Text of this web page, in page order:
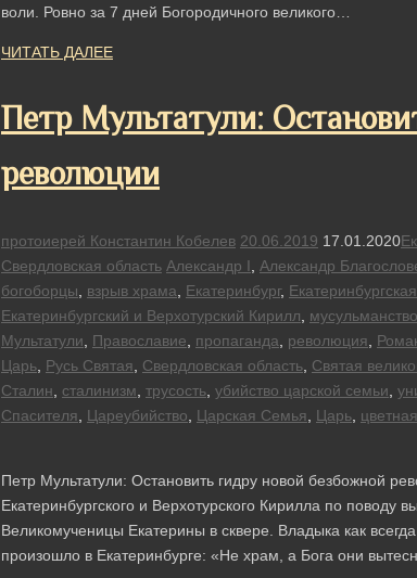
воли. Ровно за 7 дней Богородичного великого…
ЧИТАТЬ ДАЛЕЕ
Петр Мультатули:
революции
протоиерей Константин Кобелев 20.06.2019 17.01.2020
Свердловская область Александр I, Александр
богоборцы, взрыв храма, Екатеринбург,
Екатеринбургский и Верхотурский Кирилл, мусульманство
Мультатули, Православие, пропаганда, революция,
Царь, Русь Святая, Свердловская область, Святая
Сталин, сталинизм, трусость, убийство царской семьи,
Спасителя, Цареубийство, Царская Семья, Царь,
Петр Мультатули: Остановить гидру новой безбожной
Екатеринбургского и Верхотурского Кирилла по поводу
Великомученицы Екатерины в сквере. Владыка как
произошло в Екатеринбурге: «Не храм, а Бога они